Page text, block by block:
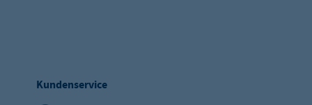
Kundenservice